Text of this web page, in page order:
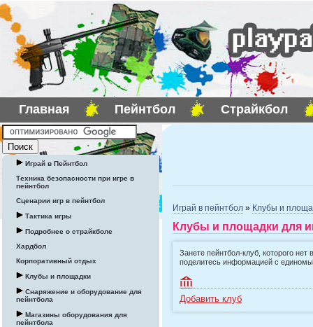
Главная Пейнтбол Страйкбол
Играй в Пейнтбол
Техника безопасности при игре в
пейнтбол
Сценарии игр в пейнтбол
Тактика игры
Подробнее о страйкболе
Хардбол
Корпоративный отдых
Клубы и площадки
Снаряжение и оборудование для
пейнтбола
Магазины оборудования для
пейнтбола
Играй в пейнтбол » Клубы и
Клубы и площадки для
Занете пейнтбол-клуб, которого
поделитесь информацией с
Добавить клуб